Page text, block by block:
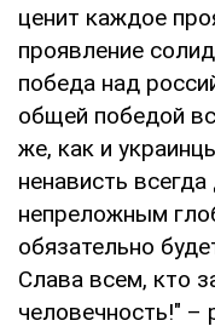
ценит каждое
проявление
победа над
общей победой
же, как и
ненависть
непреложным
обязательно
Слава всем, кто
человечность!"